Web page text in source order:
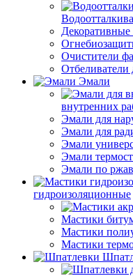
Очистители
Отбеливатели
Эмали
внутренних
Эмали для
Эмали для
Эмали
Эмали
Эмали по
гидроизоляционные
Мастики
Мастики
Мастики